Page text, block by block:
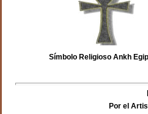
Símbolo Religioso Ankh
Por el